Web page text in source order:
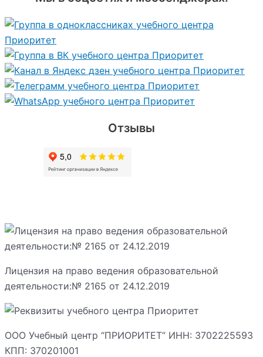
Отзывы
Лицензия на право ведения образовательной
деятельности:№ 2165 от 24.12.2019
ООО Учебный центр “ПРИОРИТЕТ” ИНН: 3702225593
КПП: 370201001